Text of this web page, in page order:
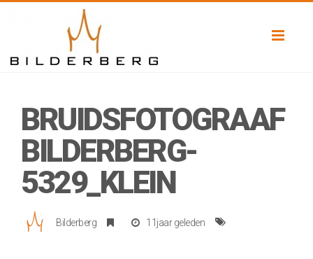
BRUIDSFOTOGRAAF
BILDERBERG-
5329_KLEIN
Bilderberg 11jaar geleden